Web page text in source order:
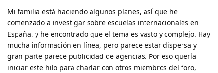
Mi familia está haciendo algunos planes, así que he
comenzado a investigar sobre escuelas internacionales en
España, y he encontrado que el tema es vasto y complejo. Hay
mucha información en línea, pero parece estar dispersa y
gran parte parece publicidad de agencias. Por eso quería
iniciar este hilo para charlar con otros miembros del foro,